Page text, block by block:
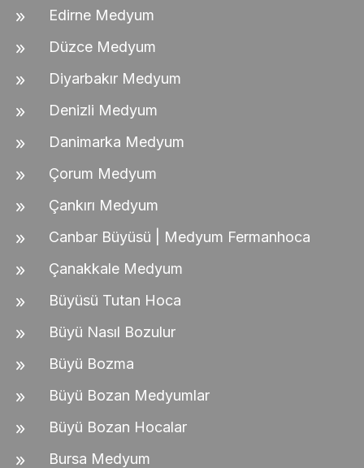
Edirne Medyum
Düzce Medyum
Diyarbakır Medyum
Denizli Medyum
Danimarka Medyum
Çorum Medyum
Çankırı Medyum
Canbar Büyüsü | Medyum Fermanhoca
Çanakkale Medyum
Büyüsü Tutan Hoca
Büyü Nasıl Bozulur
Büyü Bozma
Büyü Bozan Medyumlar
Büyü Bozan Hocalar
Bursa Medyum